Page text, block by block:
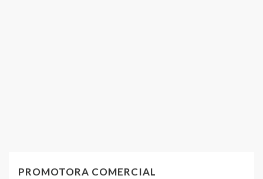
PROMOTORA COMERCIAL